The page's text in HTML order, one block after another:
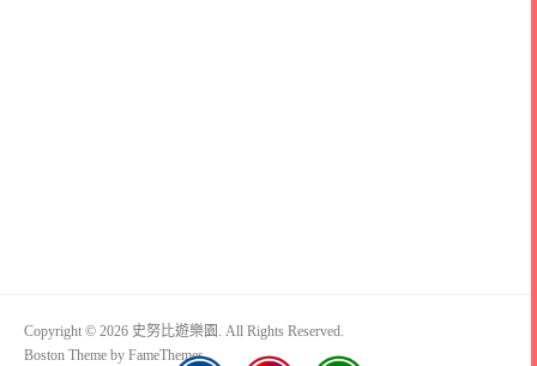
Copyright © 2026 史努比遊樂園. All Rights Reserved.
Boston Theme by FameThemes